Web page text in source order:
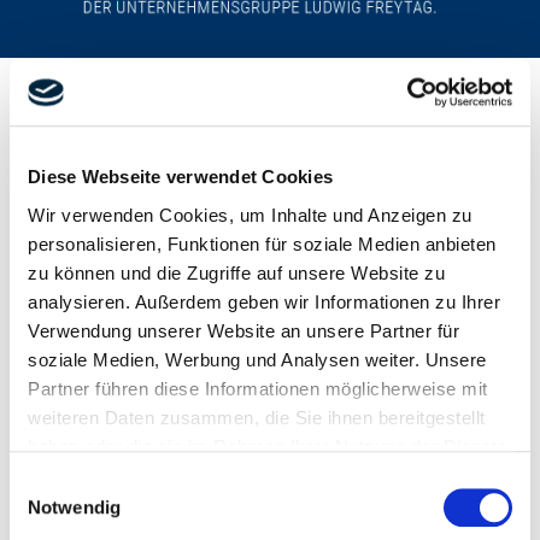
Diese Webseite verwendet Cookies
Wir verwenden Cookies, um Inhalte und Anzeigen zu
personalisieren, Funktionen für soziale Medien anbieten
zu können und die Zugriffe auf unsere Website zu
analysieren. Außerdem geben wir Informationen zu Ihrer
Verwendung unserer Website an unsere Partner für
soziale Medien, Werbung und Analysen weiter. Unsere
Partner führen diese Informationen möglicherweise mit
weiteren Daten zusammen, die Sie ihnen bereitgestellt
Ihre Einwilligung trifft auf die folgenden Domains zu:
ludwig-freytag.de, freytag-vdlinde.de, franz-wickel.de,
Notwendig
Praktikum
Bundesweit
PRAKTIKUM
Die graue Theorie in der Praxis anwenden und
erste Erfahrungen für den Berufseinstieg sammeln,
Wasserbau – bei uns ist für jeden etwas dabei. Sie